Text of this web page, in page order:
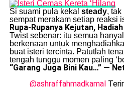
Si suami pula kekal steady, tak
sempat merakam setiap reaksi
Rupa-Rupanya Kejutan,
Twist sebenar: itu semua
berkenaan untuk
buat isteri tercinta. Patutlah
tengah tunggu momen paling
“Garang Juga Bini Kau…” —
@ashraffahmadkamal